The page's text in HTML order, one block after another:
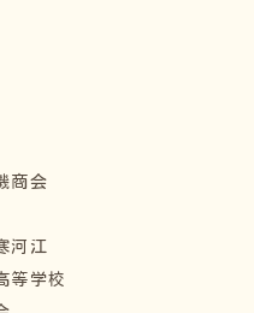
商会
河江
等学校